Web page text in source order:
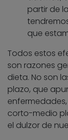
partir de
que
Todos estos
son razones
dieta. No son
plazo, que
corto-medio
el dulzor de